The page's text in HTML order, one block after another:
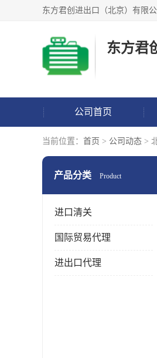
东方君
公司首页
当前位置： 首页 > 公司动态 >
产品分类 Product
进口清关
国际贸易代理
进出口代理